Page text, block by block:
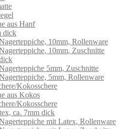
aus Hanf
dick
10mm, Rollenware
10mm, Zuschnitte
5mm, Zuschnitte
5mm, Rollenware
Kokosschere
aus Kokos
Kokosschere
ca. 7mm dick
mit Latex, Rollenware